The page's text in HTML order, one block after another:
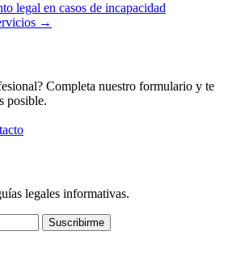
legal en casos de incapacidad
→
Completa nuestro formulario y te
posible.
legales informativas.
Suscribirme